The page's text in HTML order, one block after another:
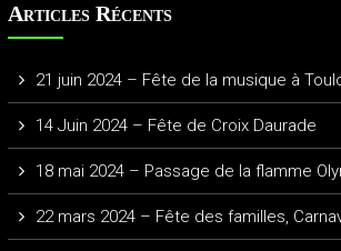
Articles Récents
21 juin 2024 – Fête de la musique à
14 Juin 2024 – Fête de Croix Daurade
18 mai 2024 – Passage de la flamme
22 mars 2024 – Fête des familles,